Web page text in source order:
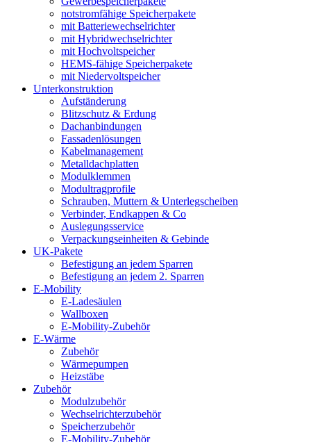
notstromfähige Speicherpakete
mit Batteriewechselrichter
mit Hybridwechselrichter
mit Hochvoltspeicher
HEMS-fähige Speicherpakete
mit Niedervoltspeicher
Unterkonstruktion
Aufständerung
Blitzschutz & Erdung
Dachanbindungen
Fassadenlösungen
Kabelmanagement
Metalldachplatten
Modulklemmen
Modultragprofile
Schrauben, Muttern & Unterlegscheiben
Verbinder, Endkappen & Co
Auslegungsservice
Verpackungseinheiten & Gebinde
UK-Pakete
Befestigung an jedem Sparren
Befestigung an jedem 2. Sparren
E-Mobility
E-Ladesäulen
Wallboxen
E-Mobility-Zubehör
E-Wärme
Zubehör
Wärmepumpen
Heizstäbe
Zubehör
Modulzubehör
Wechselrichterzubehör
Speicherzubehör
E-Mobility-Zubehör